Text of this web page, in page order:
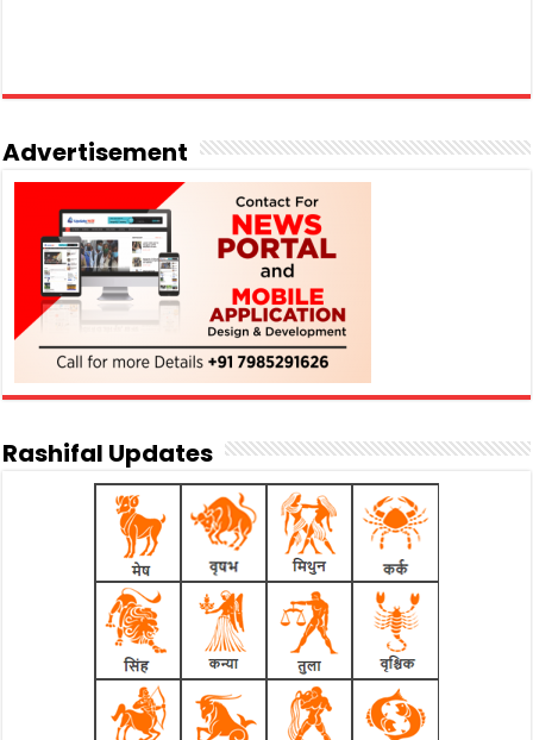
Advertisement
Rashifal Updates